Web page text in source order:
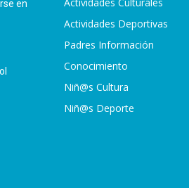
en
Actividades Deportivas
Padres Información
Conocimiento
Niñ@s Cultura
Niñ@s Deporte